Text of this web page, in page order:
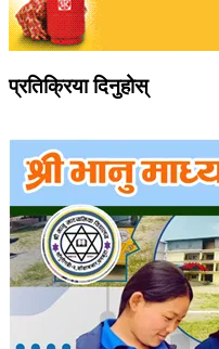
प्रतिक्रिया दिनुहोस्